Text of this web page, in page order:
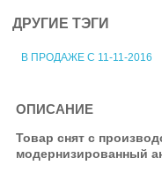
ДРУГИЕ ТЭГИ
В ПРОДАЖЕ С 11-11-2016
ОПИСАНИЕ
Товар снят с
модернизированный